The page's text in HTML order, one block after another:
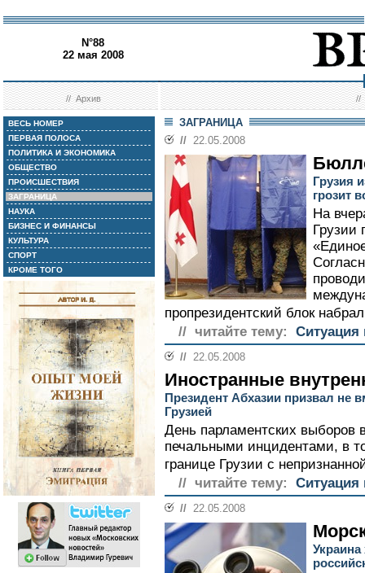
N°88
22 мая 2008
//Архив //
ВЕСЬ НОМЕР
ПЕРВАЯ ПОЛОСА
ПОЛИТИКА И ЭКОНОМИКА
ОБЩЕСТВО
ПРОИСШЕСТВИЯ
ЗАГРАНИЦА
НАУКА
БИЗНЕС И ФИНАНСЫ
КУЛЬТУРА
СПОРТ
КРОМЕ ТОГО
ЗАГРАНИЦА
// 22.05.2008
Грузия
грозит
На
Грузии
пропрезидентский блок
// читайте тему:
Ситуация
// 22.05.2008
Иностранные
Президент Абхазии призвал не
Грузией
День парламентских выборов
печальными инцидентами, в
границе Грузии с
// читайте тему:
Ситуация
// 22.05.2008
Украина